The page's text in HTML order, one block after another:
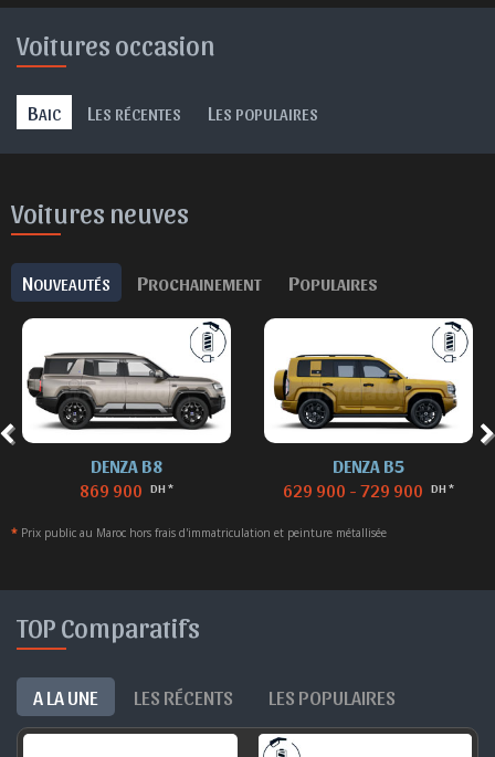
Voitures occasion
BAIC L ES RÉCENTES L ES POPULAIRES
Voitures neuves
NOUVEAUTÉS PROCHAINEMENT POPULAIRES
DENZA B8
869 900 DH *
DENZA B5
629 900 - 729 900 DH *
* Prix public au Maroc hors frais d'immatriculation et peinture métallisée
TOP Comparatifs
A LA UNE LES RÉCENTS LES POPULAIRES